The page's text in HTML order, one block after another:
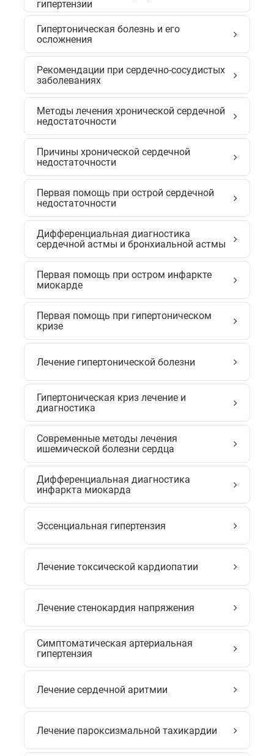
гипертензии
Гипертоническая болезнь и его
осложнения
Рекомендации при сердечно-сосудистых
заболеваниях
Методы лечения хронической сердечной
недостаточности
Причины хронической сердечной
недостаточности
Первая помощь при острой сердечной
недостаточности
Дифференциальная диагностика
сердечной астмы и бронхиальной астмы
Первая помощь при остром инфаркте
миокарде
Первая помощь при гипертоническом
кризе
Лечение гипертонической болезни
Гипертоническая криз лечение и
диагностика
Современные методы лечения
ишемической болезни сердца
Дифференциальная диагностика
инфаркта миокарда
Эссенциальная гипертензия
Лечение токсической кардиопатии
Лечение стенокардия напряжения
Симптоматическая артериальная
гипертензия
Лечение сердечной аритмии
Лечение пароксизмальной тахикардии